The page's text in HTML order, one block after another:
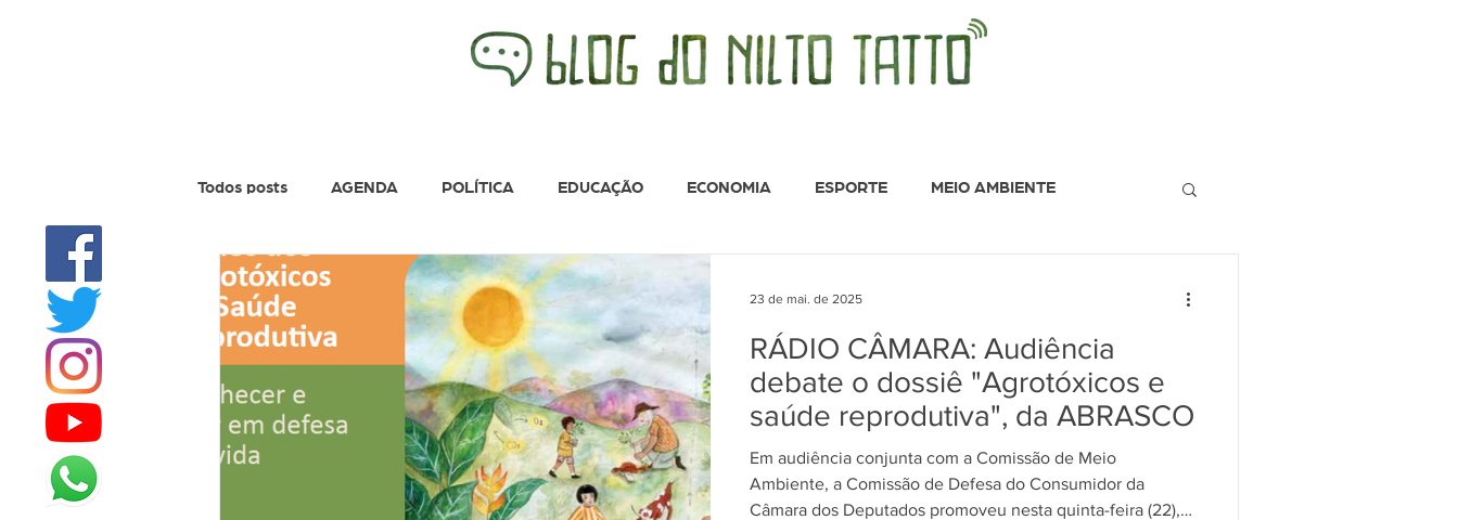
Todos posts AGENDA POLÍTICA EDUCAÇÃO ECONOMIA ESPORTE MEIO AMBIENTE
MORADIA COMBATE À FOME DIREITOS HUMANOS
DIREITOS DOS ANIMAIS MÍDIA AGROTÓXICOS Ciência e Tecnologia REFORMA AGRÁRIA
ELEIÇÕES NA IMPRENSA EMENDAS POVOS TRADICIONAIS ARTIGO LULA
RÁDIO CÂMARA: Audiência
debate o dossiê "Agrotóxicos e
saúde reprodutiva", da ABRASCO
Em audiência conjunta com a Comissão de Meio
Ambiente, a Comissão de Defesa do Consumidor da
Câmara dos Deputados promoveu nesta quinta-feira (22),
23 de mai. de 2025